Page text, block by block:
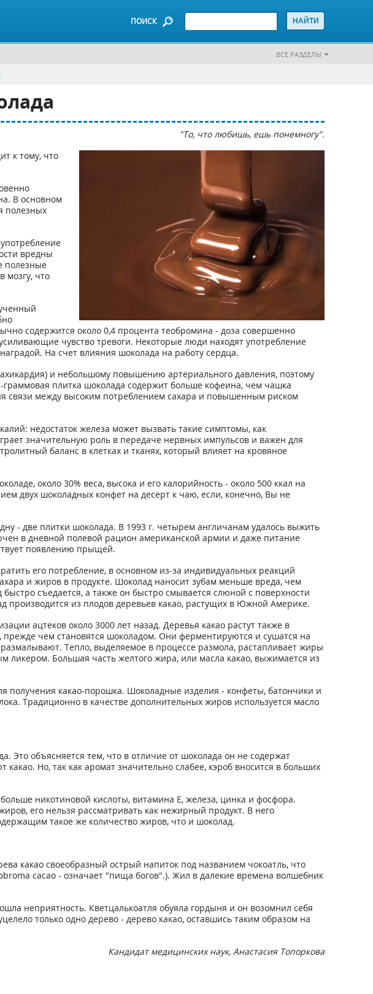
ПОИСК
ВСЕ РАЗДЕЛЫ
"То, что любишь, ешь понемногу".
к тому, что
В основном
полезных
вредны
полезные
мозгу, что
содержится около 0,4 процента теобромина - доза совершенно
чувство тревоги. Некоторые люди находят употребление
На счет влияния шоколада на работу сердца.
и небольшому повышению артериального давления, поэтому
плитка шоколада содержит больше кофеина, чем чашка
связи между высоким потреблением сахара и повышенным риском
недостаток железа может вызвать такие симптомы, как
значительную роль в передаче нервных импульсов и важен для
баланс в клетках и тканях, который влияет на кровяное
около 30% веса, высока и его калорийность - около 500 ккал на
двух шоколадных конфет на десерт к чаю, если, конечно, Вы не
- две плитки шоколада. В 1993 г. четырем англичанам удалось выжить
в дневной полевой рацион американской армии и даже питание
появлению прыщей.
его потребление, в основном из-за индивидуальных реакций
и жиров в продукте. Шоколад наносит зубам меньше вреда, чем
съедается, а также он быстро смывается слюной с поверхности
производится из плодов деревьев какао, растущих в Южной Америке.
ацтеков около 3000 лет назад. Деревья какао растут также в
чем становятся шоколадом. Oни ферментируются и сушатся на
Тепло, выделяемое в процессе размола, растапливает жиры
ликером. Большая часть желтого жира, или масла какао, выжимается из
получения какао-порошка. Шоколадные изделия - конфеты, батончики и
Традиционно в качестве дополнительных жиров используется масло
Это объясняется тем, что в отличие от шоколада он не содержат
Но, так как аромат значительно слабее, кэроб вносится в больших
никотиновой кислоты, витамина Е, железа, цинка и фосфора.
его нельзя рассматривать как нежирный продукт. В него
такое же количество жиров, что и шоколад.
какао своеобразный острый напиток под названием чокоатль, что
cacao - означает "пища богов".). Жил в далекие времена волшебник
неприятность. Кветцалькоатля обуяла гордыня и он возомнил себя
только одно дерево - дерево какао, оставшись таким образом на
Кандидат медицинских наук, Анастасия Топоркова